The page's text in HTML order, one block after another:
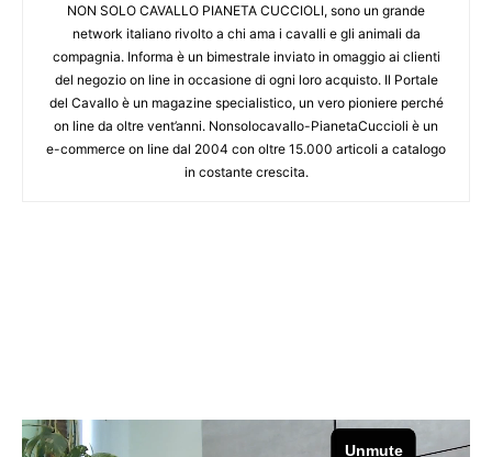
NON SOLO CAVALLO PIANETA CUCCIOLI, sono un grande
network italiano rivolto a chi ama i cavalli e gli animali da
compagnia. Informa è un bimestrale inviato in omaggio ai clienti
del negozio on line in occasione di ogni loro acquisto. Il Portale
del Cavallo è un magazine specialistico, un vero pioniere perché
on line da oltre vent’anni. Nonsolocavallo-PianetaCuccioli è un
e-commerce on line dal 2004 con oltre 15.000 articoli a catalogo
in costante crescita.